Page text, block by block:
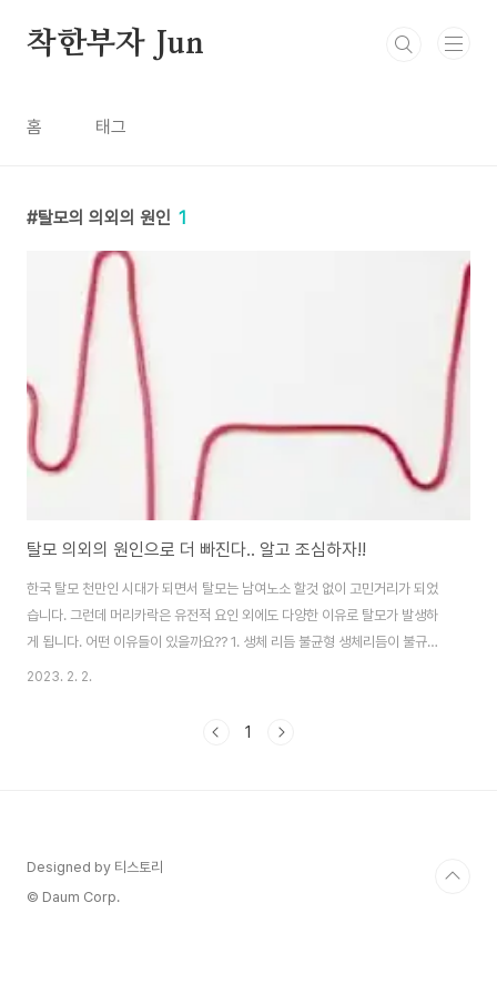
착한부자 Jun
홈 태그
탈모의 의외의 원인 1
탈모 의외의 원인으로 더 빠진다.. 알고 조심하자!!
한국 탈모 천만인 시대가 되면서 탈모는 남여노소 할것 없이 고민거리가 되었
습니다. 그런데 머리카락은 유전적 요인 외에도 다양한 이유로 탈모가 발생하
게 됩니다. 어떤 이유들이 있을까요?? 1. 생체 리듬 불균형 생체리듬이 불규칙
하면 머리카락이 잘 빠지게 된다. 충분한 수면을 취하지 못해 신진대사가 방해
로 불규칙한 생활을 한 근로자가 그렇지 않은 사람보다 탈모 발생률이 높다는
2023. 2. 2.
1
Designed by 티스토리
© Daum Corp.